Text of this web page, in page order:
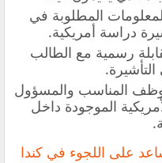
المطلوبة في
دراسة أمريكية.
رسمية مع الطالب
المناسب والمسؤول
الموجودة داخل
على اللجوء في كندا